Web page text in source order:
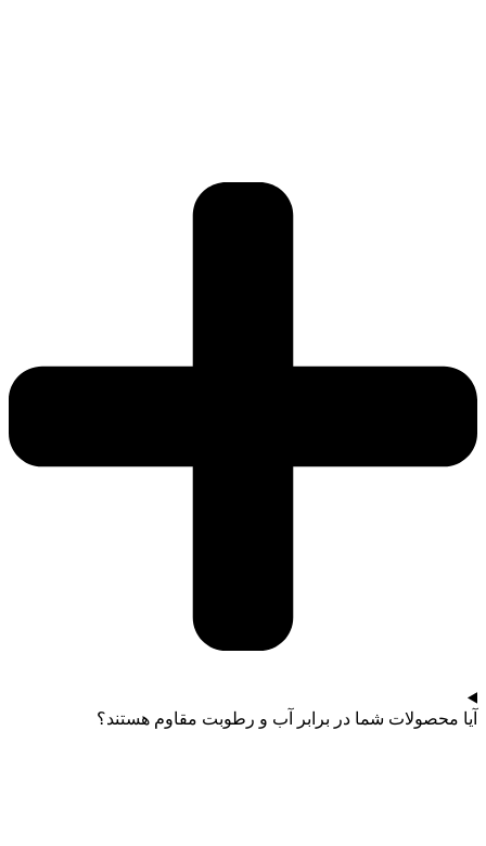
آیا محصولات شما در برابر آب و رطوبت مقاوم هستند؟